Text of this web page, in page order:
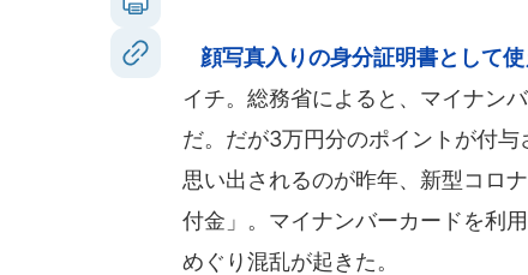
顔写真入りの身分証明書として
イチ。総務省によると、マイナン
だ。だが3万円分のポイントが付
思い出されるのが昨年、新型コロ
付金」。マイナンバーカードを利
めぐり混乱が起きた。